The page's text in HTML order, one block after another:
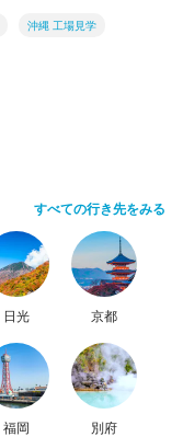
沖縄 工場見学
すべての行き先をみる
日光 京都
福岡 別府